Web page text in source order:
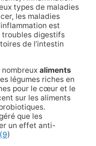
types de maladies
les maladies
est
troubles digestifs
de l’intestin
nombreux aliments
légumes riches en
pour le cœur et le
sur les aliments
que les
un effet anti-
(9)